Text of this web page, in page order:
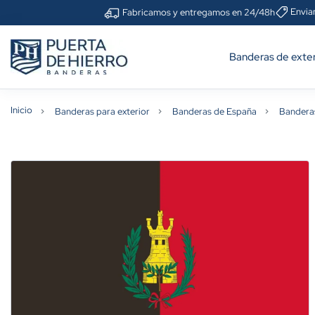
Fabricamos y entregamos en 24/48h
Banderas de
Inicio Banderas para exterior Banderas de España